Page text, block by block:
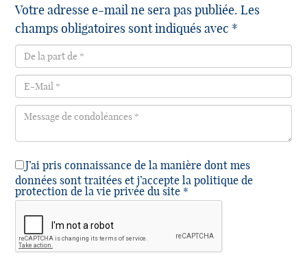
Votre adresse e-mail ne sera pas publiée. Les
champs obligatoires sont indiqués avec *
J’ai pris connaissance de la manière dont mes
données sont traitées et j’accepte la politique de
protection de la vie privée du site *